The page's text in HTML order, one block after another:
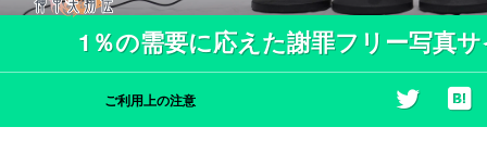
1％の需要に応えた謝罪フリー写真
ご利用上の注意